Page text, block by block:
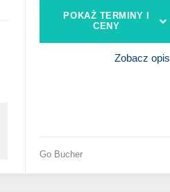
POKAŻ TERMINY I
CENY
Zobacz opis
Go Bucher